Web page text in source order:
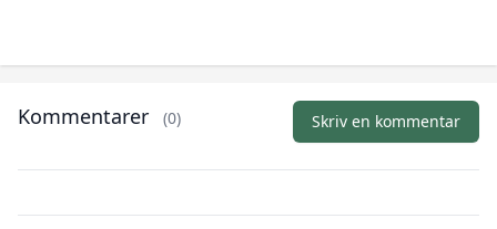
Kommentarer (0) Skriv en kommentar